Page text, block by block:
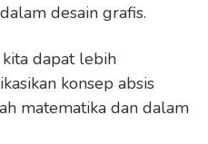
desain grafis.
dapat lebih
konsep absis
matematika dan dalam